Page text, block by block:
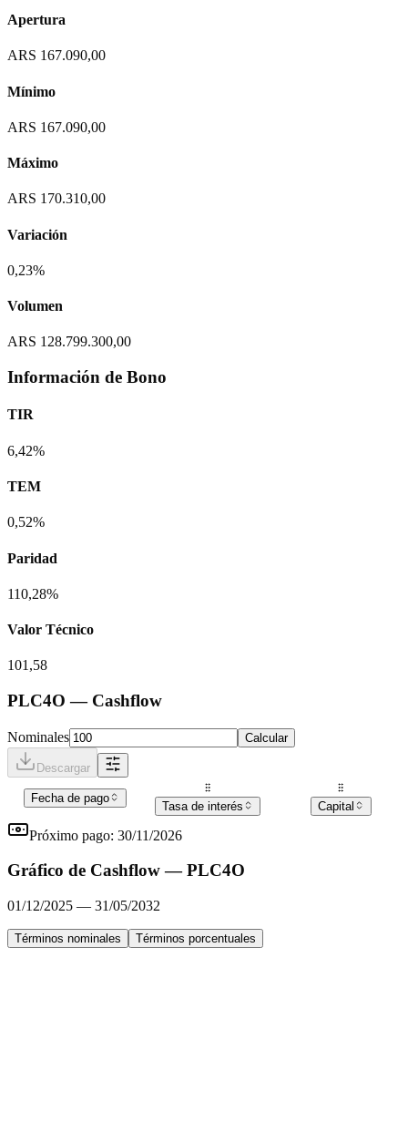
Apertura
ARS 167.090,00
Mínimo
ARS 167.090,00
Máximo
ARS 170.310,00
Variación
0,23%
Volumen
ARS 128.799.300,00
Información de Bono
TIR
6,42%
TEM
0,52%
Paridad
110,28%
Valor Técnico
101,58
PLC4O — Cashflow
Nominales Calcular
Descargar
Fecha de pago
Tasa de interés Capital
Próximo pago: 30/11/2026
Gráfico de Cashflow —PLC4O
01/12/2025 — 31/05/2032
Términos nominales Términos porcentuales